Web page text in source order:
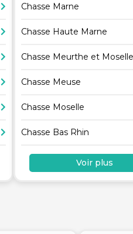
Chasse Marne
Chasse Haute Marne
Chasse Meurthe et Moselle
Chasse Meuse
Chasse Moselle
Chasse Bas Rhin
Voir plus